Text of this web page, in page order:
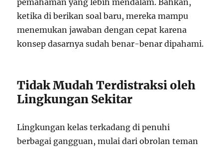
ketika di berikan soal baru, mereka mampu
menemukan jawaban dengan cepat karena
konsep dasarnya sudah benar-benar dipahami.
Tidak Mudah Terdistraksi oleh
Lingkungan Sekitar
Lingkungan kelas terkadang di penuhi
berbagai gangguan, mulai dari obrolan teman